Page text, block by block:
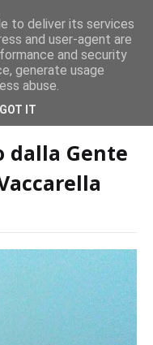
il programma
da Santa Marina a
dalla Gente
to deliver its services
and user-agent are
and security
generate usage
abuse.
GOT IT